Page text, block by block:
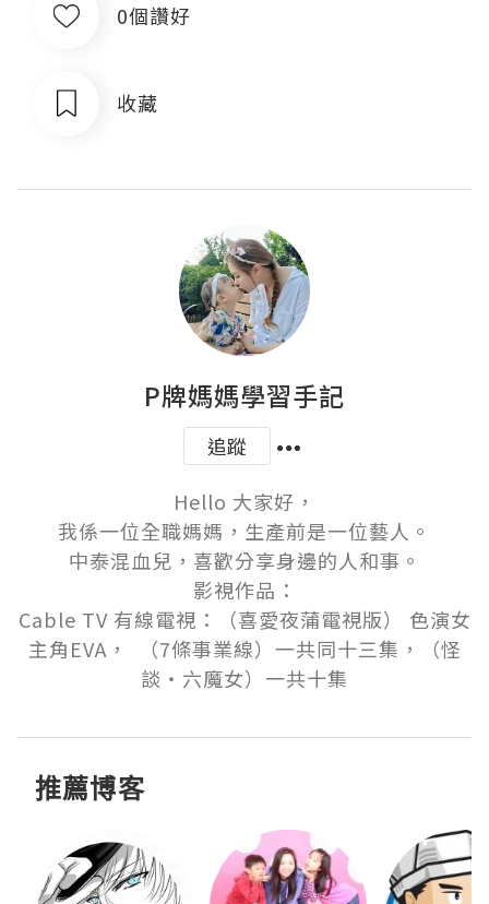
0個讚好
收藏
P牌媽媽學習手記
追蹤
Hello 大家好，
我係一位全職媽媽，生產前是一位藝人。
中泰混血兒，喜歡分享身邊的人和事。
影視作品：
Cable TV 有線電視：（喜愛夜蒲電視版） 色演女
主角EVA，  （7條事業線）一共同十三集，（怪
推薦博客